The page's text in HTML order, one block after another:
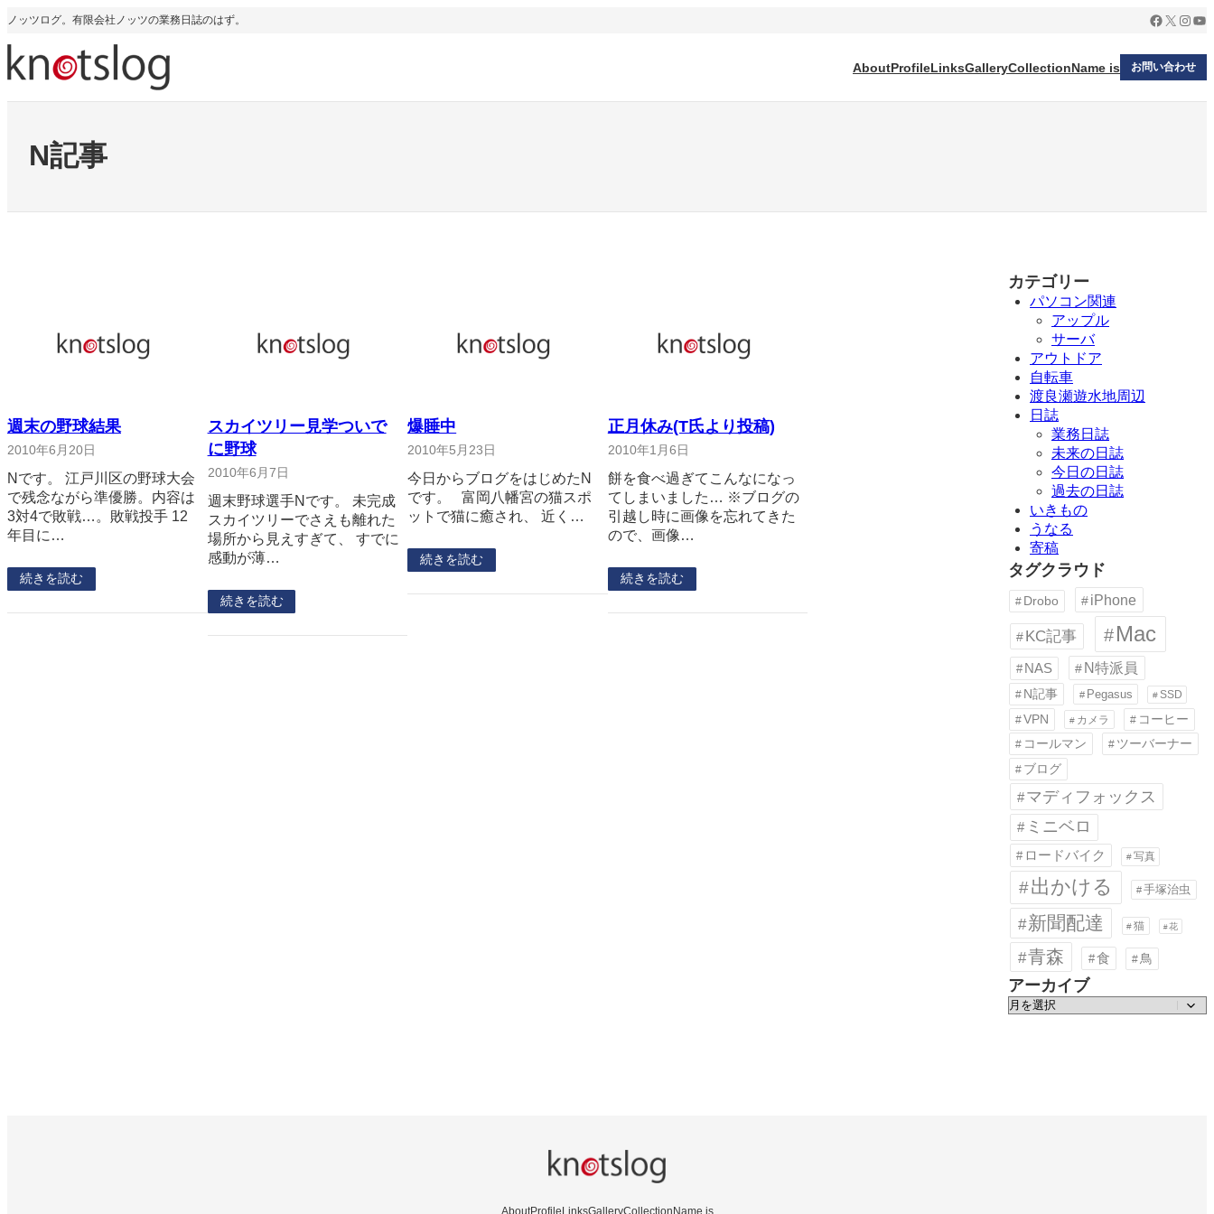
内
を
ス
ノッツログ。有限会社ノッツの業務日誌のはず。 Facebook
X
AboutProfileLinksGalleryCollectionName is お問い合わせ
N記事
週末の野球結果
2010年6月20日
Nです。 江戸川区の野球大会
で残念ながら準優勝。内容は
3対4で敗戦…。敗戦投手 12
年目に…
続きを読む
スカイツリー見学ついで
に野球
2010年6月7日
週末野球選手Nです。 未完成
スカイツリーでさえも離れた
場所から見えすぎて、 すでに
感動が薄…
続きを読む
爆睡中
2010年5月23日
今日からブログをはじめたN
です。 富岡八幡宮の猫スポ
ットで猫に癒され、 近く…
続きを読む
正月休み(T氏より投稿)
2010年1月6日
餅を食べ過ぎてこんなになっ
てしまいました… ※ブログの
引越し時に画像を忘れてきた
ので、画像…
続きを読む
カテゴリー
パソコン関連
アップル
サーバ
アウトドア
自転車
渡良瀬遊水地周辺
日誌
業務日誌
未来の日誌
今日の日誌
過去の日誌
いきもの
うなる
寄稿
タグクラウド
Drobo iPhone
KC記事 Mac
NAS N特派員
N記事 Pegasus SSD
VPN カメラ
コーヒー
コールマン
ツーバーナー
ブログ
マディフォックス
ミニベロ
ロードバイク 写真
出かける 手塚治虫
新聞配達 猫 花
青森 食 鳥
アーカイブ
ア
AboutProfile LinksGalleryCollection Name is